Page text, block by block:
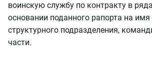
воинскую службу по контракту в
основании поданного рапорта на
структурного подразделения,
части.